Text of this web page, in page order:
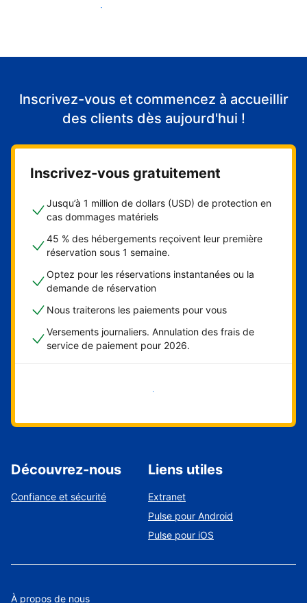
Accueillir mes premiers clients
Inscrivez-vous et commencez à accueillir
des clients dès aujourd'hui !
Inscrivez-vous gratuitement
Jusqu’à 1 million de dollars (USD) de protection en
cas dommages matériels
45 % des hébergements reçoivent leur première
réservation sous 1 semaine.
Optez pour les réservations instantanées ou la
demande de réservation
Nous traiterons les paiements pour vous
Versements journaliers. Annulation des frais de
service de paiement pour 2026.
Démarrer maintenant
Découvrez-nous
Confiance et sécurité
Liens utiles
Extranet
Pulse pour Android
Pulse pour iOS
À propos de nous